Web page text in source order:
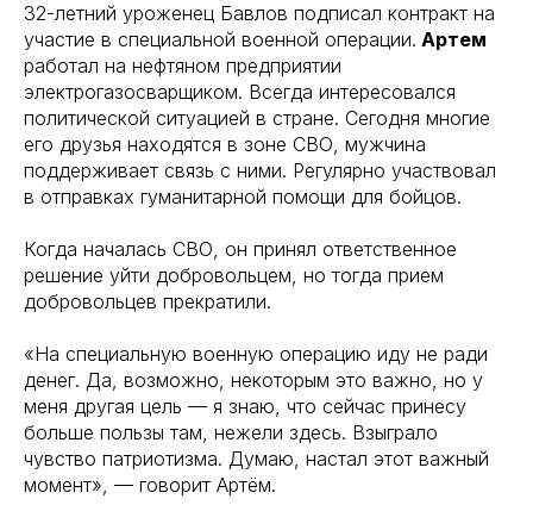
32-летний уроженец Бавлов подписал контракт на
участие в специальной военной операции. Артем
работал на нефтяном предприятии
электрогазосварщиком. Всегда интересовался
политической ситуацией в стране. Сегодня многие
его друзья находятся в зоне СВО, мужчина
поддерживает связь с ними. Регулярно участвовал
в отправках гуманитарной помощи для бойцов.
Когда началась СВО, он принял ответственное
решение уйти добровольцем, но тогда прием
добровольцев прекратили.
«На специальную военную операцию иду не ради
денег. Да, возможно, некоторым это важно, но у
меня другая цель — я знаю, что сейчас принесу
больше пользы там, нежели здесь. Взыграло
чувство патриотизма. Думаю, настал этот важный
момент», — говорит Артём.